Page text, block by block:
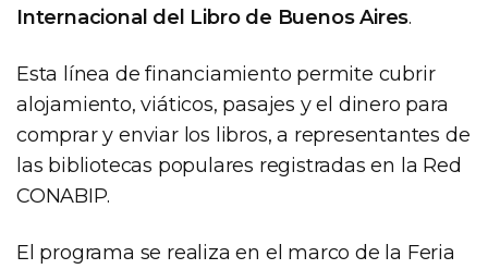
Internacional del Libro de Buenos Aires.
Esta línea de financiamiento permite cubrir
alojamiento, viáticos, pasajes y el dinero para
comprar y enviar los libros, a representantes de
las bibliotecas populares registradas en la Red
CONABIP.
El programa se realiza en el marco de la Feria